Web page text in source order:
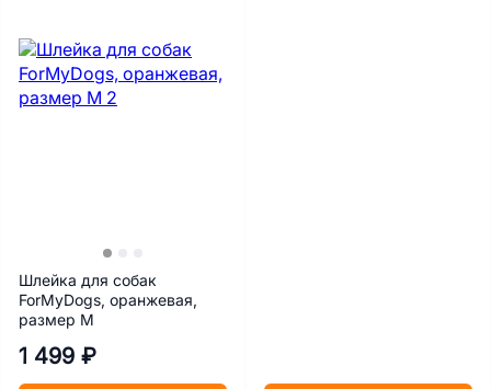
Шлейка для собак
ForMyDogs, оранжевая,
размер М
1 499 ₽